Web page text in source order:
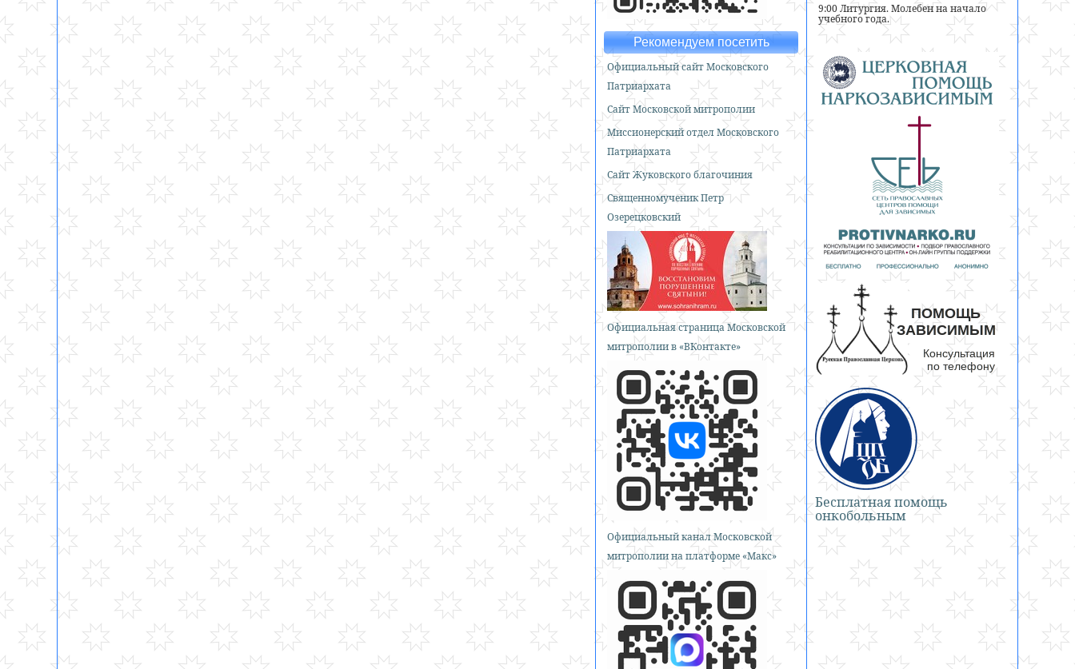
Рекомендуем посетить
Официальный сайт Московского
Патриархата
Сайт Московской митрополии
Миссионерский отдел Московского
Патриархата
Сайт Жуковского благочиния
Священномученик Петр
Озерецковский
Официальная страница Московской
митрополии в «ВКонтакте»
Официальный канал Московской
митрополии на платформе «Макс»
9:00 Литургия. Молебен на начало
учебного года.
Бесплатная помощь
онкобольным